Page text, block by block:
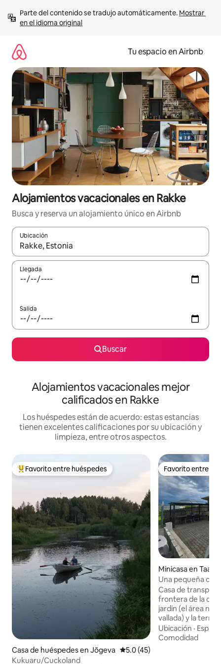
contenido
Parte del contenido se tradujo automáticamente. Mostrar
en el idioma original
Tu espacio en Airbnb
Alojamientos vacacionales en Rakke
Busca y reserva un alojamiento único en Airbnb
Ubicación
Cuando los resultados estén disponibles, podrás navegar
Llegada
Salida
Buscar
Alojamientos vacacionales mejor
calificados en Rakke
Los huéspedes están de acuerdo: estas estancias
tienen excelentes calificaciones por su ubicación y
limpieza, entre otros aspectos.
De los mejores en Favorito entre huéspedes
Favorito entre huéspedes
Casa de huéspedes en Jõgeva Calificación promedio: 5.0 de
5.0 (45)
Kukuaru/Cuckoland
Favorito entre
Favorito entre
Minicasa en
Una pequeña
el pueblo de
Casa de
frontera de la
jardín (el área no
vallada) y la
un ambiente
Capacidad: 1
Ubicación ·
Comodidad